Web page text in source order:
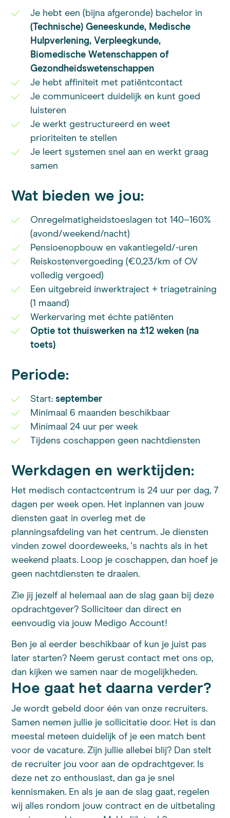
Je hebt een (bijna afgeronde) bachelor in
(Technische) Geneeskunde, Medische
Hulpverlening, Verpleegkunde,
Biomedische Wetenschappen of
Gezondheidswetenschappen
Je hebt affiniteit met patiëntcontact
Je communiceert duidelijk en kunt goed
luisteren
Je werkt gestructureerd en weet
prioriteiten te stellen
Je leert systemen snel aan en werkt graag
samen
Wat bieden we jou:
Onregelmatigheidstoeslagen tot 140–160%
(avond/weekend/nacht)
Pensioenopbouw en vakantiegeld/-uren
Reiskostenvergoeding (€0,23/km of OV
volledig vergoed)
Een uitgebreid inwerktraject + triagetraining
(1 maand)
Werkervaring met échte patiënten
Optie tot thuiswerken na ±12 weken (na
toets)
Periode:
Start: september
Minimaal 6 maanden beschikbaar
Minimaal 24 uur per week
Tijdens coschappen geen nachtdiensten
Werkdagen en werktijden:
Het medisch contactcentrum is 24 uur per dag, 7
dagen per week open. Het inplannen van jouw
diensten gaat in overleg met de
planningsafdeling van het centrum. Je diensten
vinden zowel doordeweeks, 's nachts als in het
weekend plaats. Loop je coschappen, dan hoef je
geen nachtdiensten te draaien.
Zie jij jezelf al helemaal aan de slag gaan bij deze
opdrachtgever? Solliciteer dan direct en
eenvoudig via jouw Medigo Account!
Ben je al eerder beschikbaar of kun je juist pas
later starten? Neem gerust contact met ons op,
dan kijken we samen naar de mogelijkheden.
Hoe gaat het daarna verder?
Je wordt gebeld door één van onze recruiters.
Samen nemen jullie je sollicitatie door. Het is dan
meestal meteen duidelijk of je een match bent
voor de vacature. Zijn jullie allebei blij? Dan stelt
de recruiter jou voor aan de opdrachtgever. Is
deze net zo enthousiast, dan ga je snel
kennismaken. En als je aan de slag gaat, regelen
wij alles rondom jouw contract en de uitbetaling